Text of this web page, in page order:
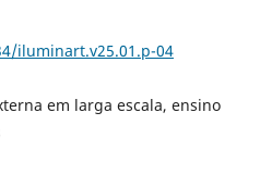
iluminart.v25.01.p-04
em larga escala, ensino